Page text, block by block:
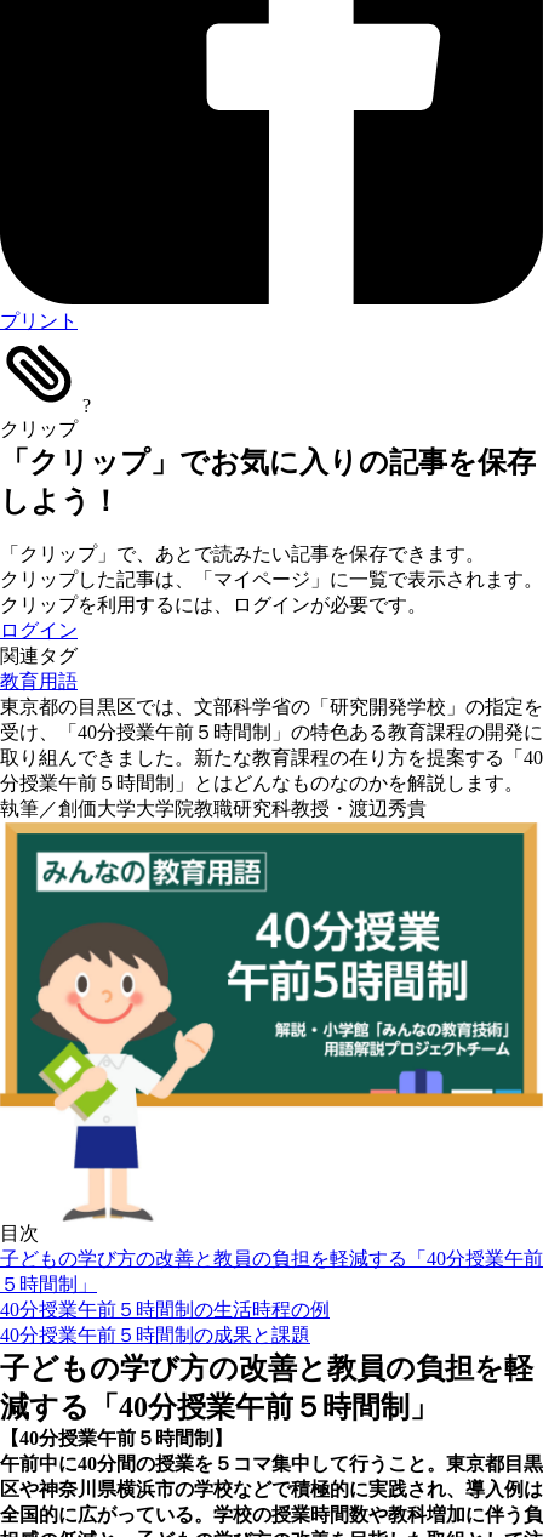
プリント
クリップ
?
「クリップ」でお気に入りの記事を保存
しよう！
「クリップ」で、あとで読みたい記事を保存できます。
クリップした記事は、「マイページ」に一覧で表示されます。
クリップを利用するには、ログインが必要です。
ログイン
関連タグ
教育用語
東京都の目黒区では、文部科学省の「研究開発学校」の指定を
受け、「40分授業午前５時間制」の特色ある教育課程の開発に
取り組んできました。新たな教育課程の在り方を提案する「40
分授業午前５時間制」とはどんなものなのかを解説します。
執筆／創価大学大学院教職研究科教授・渡辺秀貴
目次
子どもの学び方の改善と教員の負担を軽減する「40分授業午前
５時間制」
40分授業午前５時間制の生活時程の例
40分授業午前５時間制の成果と課題
子どもの学び方の改善と教員の負担を軽
減する「40分授業午前５時間制」
【40分授業午前５時間制】
午前中に40分間の授業を５コマ集中して行うこと。東京都目黒
区や神奈川県横浜市の学校などで積極的に実践され、導入例は
全国的に広がっている。学校の授業時間数や教科増加に伴う負